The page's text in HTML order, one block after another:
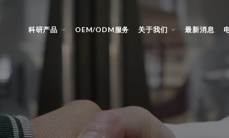
科研产品 OEM/ODM服务 关于我们 最新消息